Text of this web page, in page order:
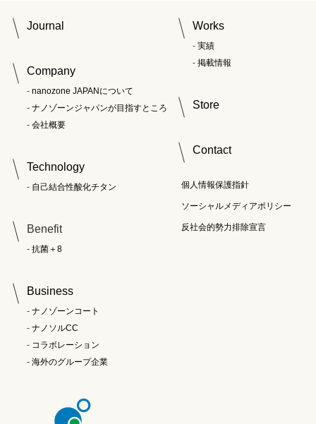
Journal
Company
nanozone JAPANについて
ナノゾーンジャパンが目指すところ
会社概要
Technology
自己結合性酸化チタン
Benefit
抗菌＋8
Business
ナノゾーンコート
ナノソルCC
コラボレーション
海外のグループ企業
Works
実績
掲載情報
Store
Contact
個人情報保護指針
ソーシャルメディアポリシー
反社会的勢力排除宣言